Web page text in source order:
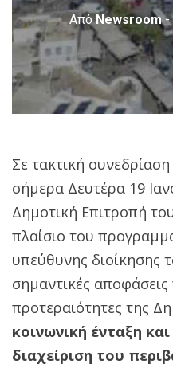
ΑπόNewsroom -
Σε τακτική
σήμερα Δευτέρα 19
Δημοτική Επιτροπή
πλαίσιο του
υπεύθυνης διοίκησης
σημαντικές
προτεραιότητες της
κοινωνική ένταξη
διαχείριση του